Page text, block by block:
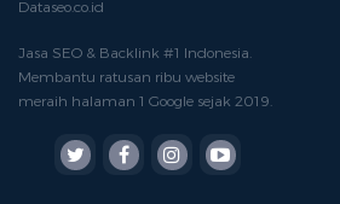
Dataseo.co.id
Jasa SEO & Backlink #1 Indonesia.
Membantu ratusan ribu website
meraih halaman 1 Google sejak 2019.